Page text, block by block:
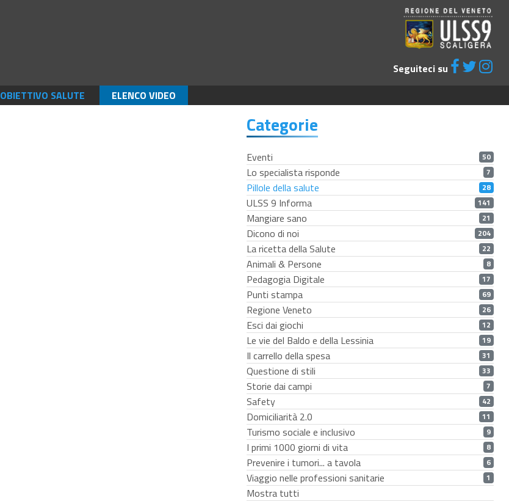
Seguiteci su
OBIETTIVO SALUTE ELENCO VIDEO
Categorie
Eventi 50
Lo specialista risponde 7
Pillole della salute 28
ULSS 9 Informa 141
Mangiare sano 21
Dicono di noi 204
La ricetta della Salute 22
Animali & Persone 8
Pedagogia Digitale 17
Punti stampa 69
Regione Veneto 26
Esci dai giochi 12
Le vie del Baldo e della Lessinia 19
Il carrello della spesa 31
Questione di stili 33
Storie dai campi 7
Safety 42
Domiciliarità 2.0 11
Turismo sociale e inclusivo 9
I primi 1000 giorni di vita 8
Prevenire i tumori... a tavola 6
Viaggio nelle professioni sanitarie 1
Mostra tutti